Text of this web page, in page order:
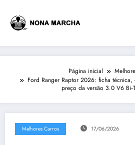
conteúdo
Página inicial
Ford Ranger Raptor 2026: ficha
preço da versão 3.0 V6
Melhores Carros 17/06/2026